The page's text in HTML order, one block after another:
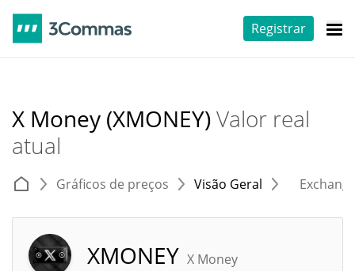
Registrar
X Money (XMONEY)Valor real
atual
Gráficos de preços Visão Geral
XMONEY X Money